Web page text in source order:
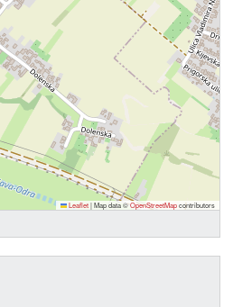
Leaflet|Map data ©OpenStreetMapcontributors